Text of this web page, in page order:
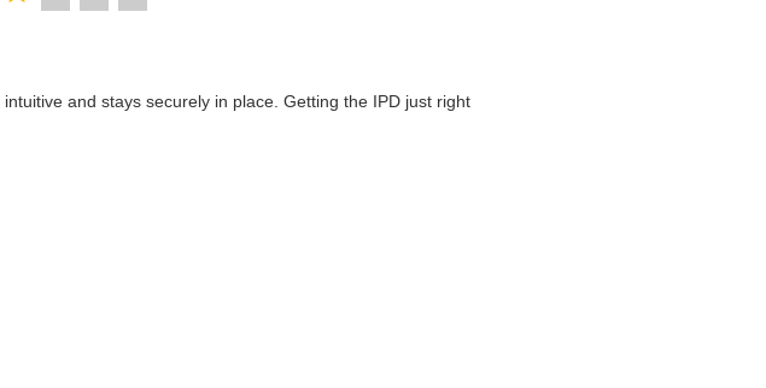
and stays securely in place. Getting the IPD just right